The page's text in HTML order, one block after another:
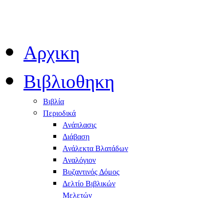
Αρχικη
Βιβλιοθηκη
Βιβλία
Περιοδικά
Ανάπλασις
Διάβαση
Ανάλεκτα Βλατάδων
Αναλόγιον
Βυζαντινός Δόμος
Δελτίο Βιβλικών
Μελετών